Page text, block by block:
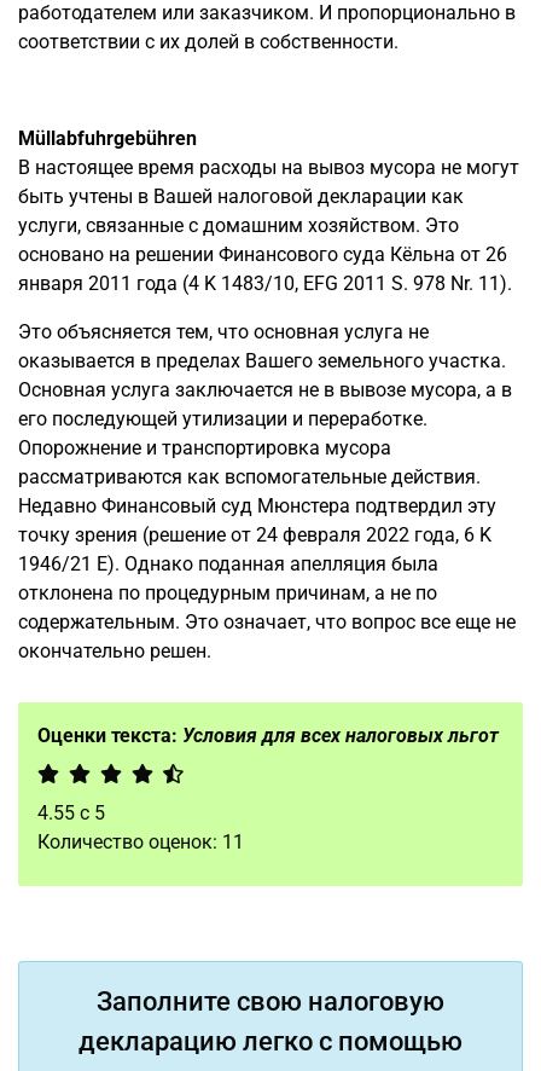
работодателем или заказчиком. И пропорционально в
соответствии с их долей в собственности.
Müllabfuhrgebühren
В настоящее время расходы на вывоз мусора не могут
быть учтены в Вашей налоговой декларации как
услуги, связанные с домашним хозяйством. Это
основано на решении Финансового суда Кёльна от 26
января 2011 года (4 K 1483/10, EFG 2011 S. 978 Nr. 11).
Это объясняется тем, что основная услуга не
оказывается в пределах Вашего земельного участка.
Основная услуга заключается не в вывозе мусора, а в
его последующей утилизации и переработке.
Опорожнение и транспортировка мусора
рассматриваются как вспомогательные действия.
Недавно Финансовый суд Мюнстера подтвердил эту
точку зрения (решение от 24 февраля 2022 года, 6 K
1946/21 E). Однако поданная апелляция была
отклонена по процедурным причинам, а не по
содержательным. Это означает, что вопрос все еще не
окончательно решен.
Оценки текста: Условия для всех налоговых льгот
4.55 с 5
Количество оценок: 11
Заполните свою налоговую
декларацию легко с помощью